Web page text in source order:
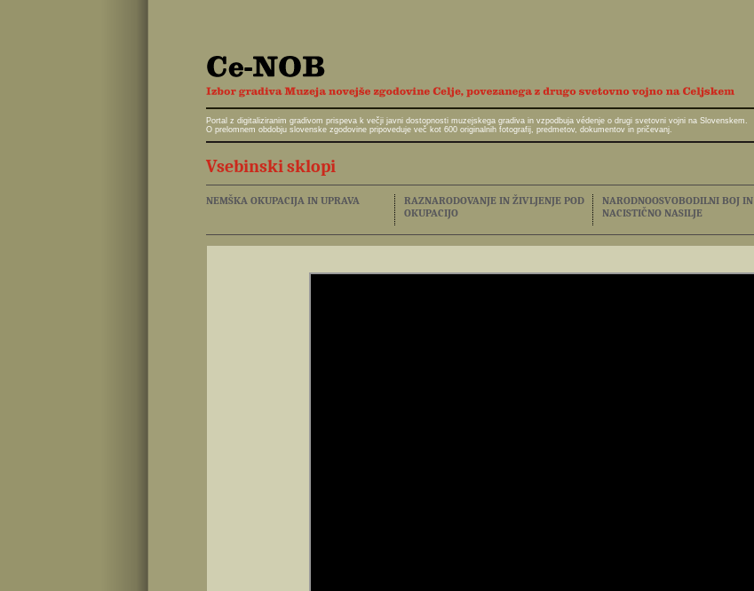
Portal z digitaliziranim gradivom prispeva k večji javni dostopnosti muzejskega gradiva in vzpodbuja védenje o drugi svetovni vojni na Slovenskem.
O prelomnem obdobju slovenske zgodovine pripoveduje več kot 600 originalnih fotografij, predmetov, dokumentov in pričevanj.
Vsebinski sklopi
NEMŠKA OKUPACIJA IN UPRAVA
RAZNARODOVANJE IN ŽIVLJENJE POD
OKUPACIJO
NARODNOOSVOBODILNI BOJ IN
NACISTIČNO NASILJE